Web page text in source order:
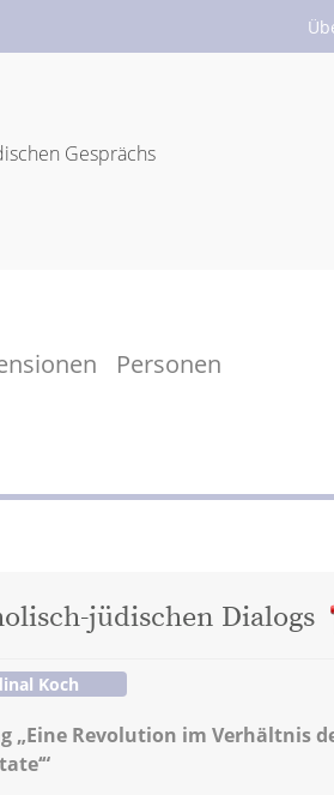
Gesprächs
Personen
jüdischen Dialogs
Koch
„Eine Revolution im Verhältnis